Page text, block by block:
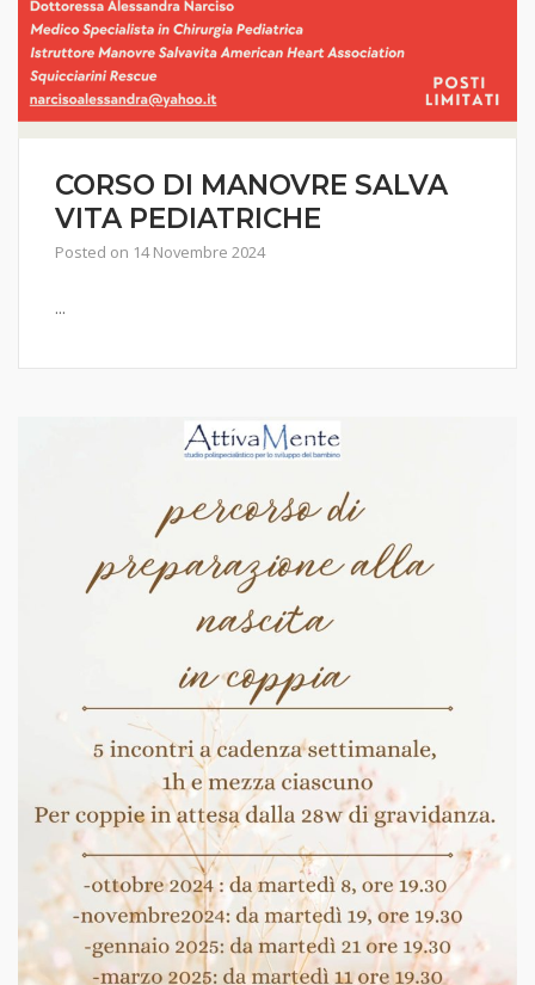
CORSO DI MANOVRE SALVA
VITA PEDIATRICHE
Posted on 14 Novembre 2024
...